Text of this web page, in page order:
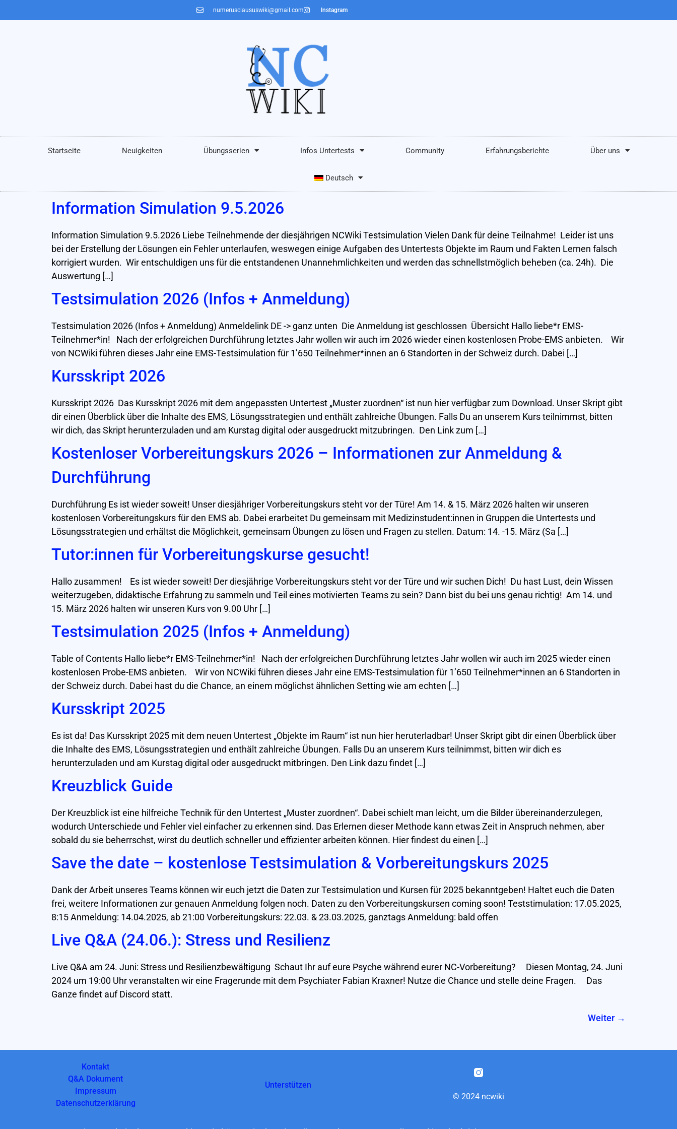
numerusclaususwiki@gmail.com Instagram
Startseite Neuigkeiten Übungsserien Infos Untertests Community Erfahrungsberichte Über uns
Deutsch
Information Simulation 9.5.2026
Information Simulation 9.5.2026 Liebe Teilnehmende der diesjährigen NCWiki Testsimulation Vielen Dank für deine Teilnahme! Leider ist uns
bei der Erstellung der Lösungen ein Fehler unterlaufen, weswegen einige Aufgaben des Untertests Objekte im Raum und Fakten Lernen falsch
korrigiert wurden. Wir entschuldigen uns für die entstandenen Unannehmlichkeiten und werden das schnellstmöglich beheben (ca. 24h). Die
Auswertung […]
Testsimulation 2026 (Infos + Anmeldung)
Testsimulation 2026 (Infos + Anmeldung) Anmeldelink DE -> ganz unten Die Anmeldung ist geschlossen Übersicht Hallo liebe*r EMS-
Teilnehmer*in! Nach der erfolgreichen Durchführung letztes Jahr wollen wir auch im 2026 wieder einen kostenlosen Probe-EMS anbieten. Wir
von NCWiki führen dieses Jahr eine EMS-Testsimulation für 1’650 Teilnehmer*innen an 6 Standorten in der Schweiz durch. Dabei […]
Kursskript 2026
Kursskript 2026 Das Kursskript 2026 mit dem angepassten Untertest „Muster zuordnen“ ist nun hier verfügbar zum Download. Unser Skript gibt
dir einen Überblick über die Inhalte des EMS, Lösungsstrategien und enthält zahlreiche Übungen. Falls Du an unserem Kurs teilnimmst, bitten
wir dich, das Skript herunterzuladen und am Kurstag digital oder ausgedruckt mitzubringen. Den Link zum […]
Kostenloser Vorbereitungskurs 2026 – Informationen zur Anmeldung &
Durchführung
Durchführung Es ist wieder soweit! Unser diesjähriger Vorbereitungskurs steht vor der Türe! Am 14. & 15. März 2026 halten wir unseren
kostenlosen Vorbereitungskurs für den EMS ab. Dabei erarbeitet Du gemeinsam mit Medizinstudent:innen in Gruppen die Untertests und
Lösungsstrategien und erhältst die Möglichkeit, gemeinsam Übungen zu lösen und Fragen zu stellen. Datum: 14. -15. März (Sa […]
Tutor:innen für Vorbereitungskurse gesucht!
Hallo zusammen! Es ist wieder soweit! Der diesjährige Vorbereitungskurs steht vor der Türe und wir suchen Dich! Du hast Lust, dein Wissen
weiterzugeben, didaktische Erfahrung zu sammeln und Teil eines motivierten Teams zu sein? Dann bist du bei uns genau richtig! Am 14. und
15. März 2026 halten wir unseren Kurs von 9.00 Uhr […]
Testsimulation 2025 (Infos + Anmeldung)
Table of Contents Hallo liebe*r EMS-Teilnehmer*in! Nach der erfolgreichen Durchführung letztes Jahr wollen wir auch im 2025 wieder einen
kostenlosen Probe-EMS anbieten. Wir von NCWiki führen dieses Jahr eine EMS-Testsimulation für 1’650 Teilnehmer*innen an 6 Standorten in
der Schweiz durch. Dabei hast du die Chance, an einem möglichst ähnlichen Setting wie am echten […]
Kursskript 2025
Es ist da! Das Kursskript 2025 mit dem neuen Untertest „Objekte im Raum“ ist nun hier heruterladbar! Unser Skript gibt dir einen Überblick über
die Inhalte des EMS, Lösungsstrategien und enthält zahlreiche Übungen. Falls Du an unserem Kurs teilnimmst, bitten wir dich es
herunterzuladen und am Kurstag digital oder ausgedruckt mitbringen. Den Link dazu findet […]
Kreuzblick Guide
Der Kreuzblick ist eine hilfreiche Technik für den Untertest „Muster zuordnen“. Dabei schielt man leicht, um die Bilder übereinanderzulegen,
wodurch Unterschiede und Fehler viel einfacher zu erkennen sind. Das Erlernen dieser Methode kann etwas Zeit in Anspruch nehmen, aber
sobald du sie beherrschst, wirst du deutlich schneller und effizienter arbeiten können. Hier findest du einen […]
Save the date – kostenlose Testsimulation & Vorbereitungskurs 2025
Dank der Arbeit unseres Teams können wir euch jetzt die Daten zur Testsimulation und Kursen für 2025 bekanntgeben! Haltet euch die Daten
frei, weitere Informationen zur genauen Anmeldung folgen noch. Daten zu den Vorbereitungskursen coming soon! Teststimulation: 17.05.2025,
8:15 Anmeldung: 14.04.2025, ab 21:00 Vorbereitungskurs: 22.03. & 23.03.2025, ganztags Anmeldung: bald offen
Live Q&A (24.06.): Stress und Resilienz
Live Q&A am 24. Juni: Stress und Resilienzbewältigung Schaut Ihr auf eure Psyche während eurer NC-Vorbereitung? Diesen Montag, 24. Juni
2024 um 19:00 Uhr veranstalten wir eine Fragerunde mit dem Psychiater Fabian Kraxner! Nutze die Chance und stelle deine Fragen. Das
Ganze findet auf Discord statt.
Weiter →
Kontakt
Q&A Dokument
Impressum
Datenschutzerklärung
Unterstützen
© 2024 ncwiki